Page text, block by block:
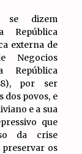
se dizem
República
externa de
Negocios
República
por ser
povos, e
e a sua
que
da crise
preservar os